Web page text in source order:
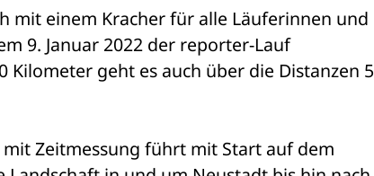
mit einem Kracher für alle Läuferinnen und
9. Januar 2022 der reporter-Lauf
geht es auch über die Distanzen 5
Zeitmessung führt mit Start auf dem